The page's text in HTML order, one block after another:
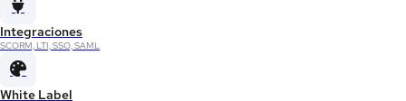
Integraciones
SCORM, LTI, SSO, SAML
White Label